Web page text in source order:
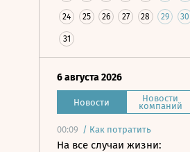
24 25 26 27 28 29 30
31
6 августа 2026
Новости Новости
компаний
00:09 / Как потратить
На все случаи жизни: